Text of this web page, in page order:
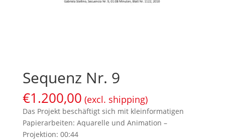
Sequenz Nr. 9
€1.200,00 (excl. shipping)
Das Projekt beschäftigt sich mit kleinformatigen
Papierarbeiten: Aquarelle und Animation –
Projektion: 00:44